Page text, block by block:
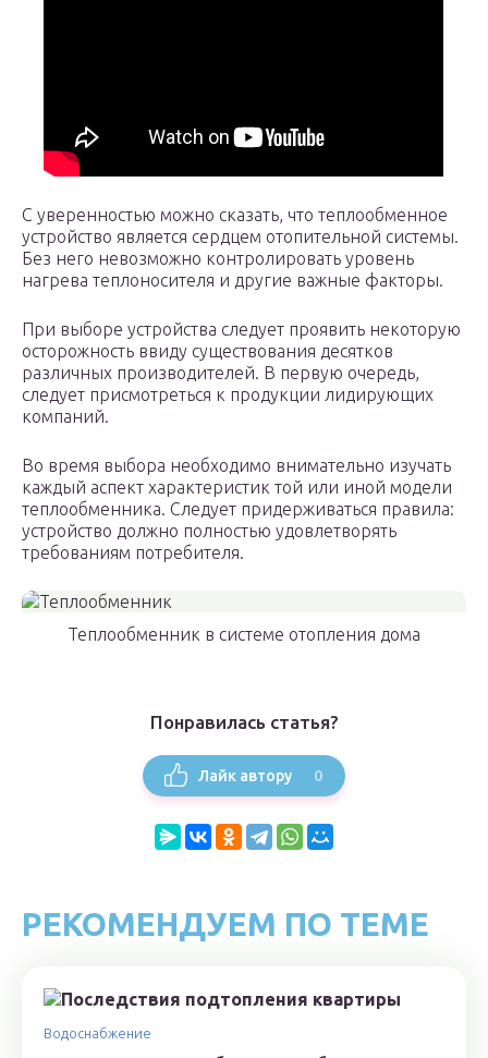
С уверенностью можно сказать, что теплообменное
устройство является сердцем отопительной системы.
Без него невозможно контролировать уровень
нагрева теплоносителя и другие важные факторы.
При выборе устройства следует проявить некоторую
осторожность ввиду существования десятков
различных производителей. В первую очередь,
следует присмотреться к продукции лидирующих
компаний.
Во время выбора необходимо внимательно изучать
каждый аспект характеристик той или иной модели
теплообменника. Следует придерживаться правила:
устройство должно полностью удовлетворять
требованиям потребителя.
Теплообменник в системе отопления дома
Понравилась статья?
Лайк автору 0
РЕКОМЕНДУЕМ ПО ТЕМЕ
Водоснабжение